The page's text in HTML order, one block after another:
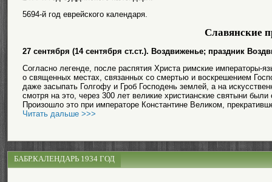
5694-й год еврейского календаря.
Славянские
27 сентября (14 сентября ст.ст.). Воздвиженье; праздник
Согласно легенде, после распятия Христа римские императоры-
о священных местах, связанных со смертью и воскрешением
даже засыпать Голгофу и Гроб Господень землей, а на
смотря на это, через 300 лет великие христианские святыни
Произошло это при императоре Константине Великом,
Читать дальше >>>
БАБР.КАЛЕНДАРЬ 1934 ГОД